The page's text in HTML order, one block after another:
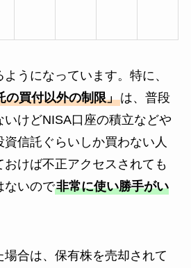
うになっています。特に、
の買付以外の制限」は、普段
いけどNISA口座の積立などや
信託ぐらいしか買わない人
けば不正アクセスされても
ないので非常に使い勝手がい
合は、保有株を売却されて